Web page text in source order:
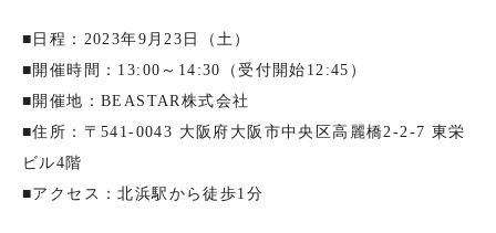
■日程：2023年9月23日（土）
■開催時間：13:00～14:30（受付開始12:45）
■開催地：BEASTAR株式会社
■住所：〒541-0043 大阪府大阪市中央区高麗橋2-2-7 東栄
ビル4階
■アクセス：北浜駅から徒歩1分